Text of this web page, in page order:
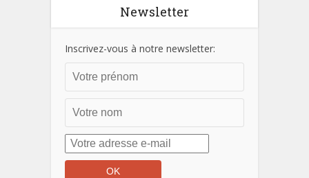
Newsletter
Inscrivez-vous à notre newsletter: